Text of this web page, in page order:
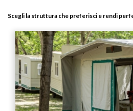
Scegli la struttura che preferisci e rendi